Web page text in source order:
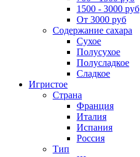
1500 - 3000 руб
От 3000 руб
Содержание сахара
Сухое
Полусухое
Полусладкое
Сладкое
Игристое
Страна
Франция
Италия
Испания
Россия
Тип